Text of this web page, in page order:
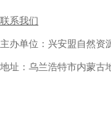
联系我们
主办单位：兴安盟自然资
地址：乌兰浩特市内蒙古